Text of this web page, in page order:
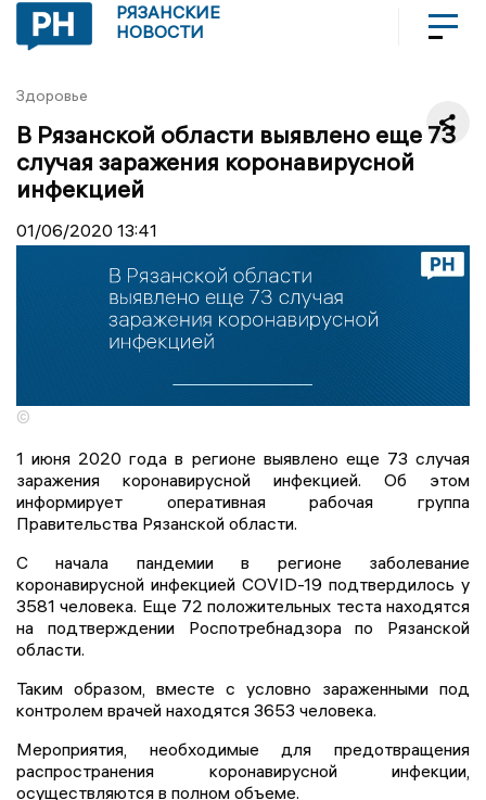
РЯЗАНСКИЕ
НОВОСТИ
Здоровье
В Рязанской области выявлено еще 73
случая заражения коронавирусной
инфекцией
01/06/2020 13:41
©
1 июня 2020 года в регионе выявлено еще 73 случая
заражения коронавирусной инфекцией. Об этом
информирует оперативная рабочая группа
Правительства Рязанской области.
С начала пандемии в регионе заболевание
коронавирусной инфекцией COVID-19 подтвердилось у
3581 человека. Еще 72 положительных теста находятся
на подтверждении Роспотребнадзора по Рязанской
области.
Таким образом, вместе с условно зараженными под
контролем врачей находятся 3653 человека.
Мероприятия, необходимые для предотвращения
распространения коронавирусной инфекции,
осуществляются в полном объеме.